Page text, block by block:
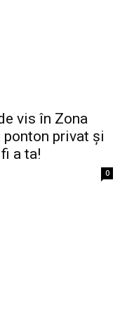
vis în Zona
privat și
a ta!
0